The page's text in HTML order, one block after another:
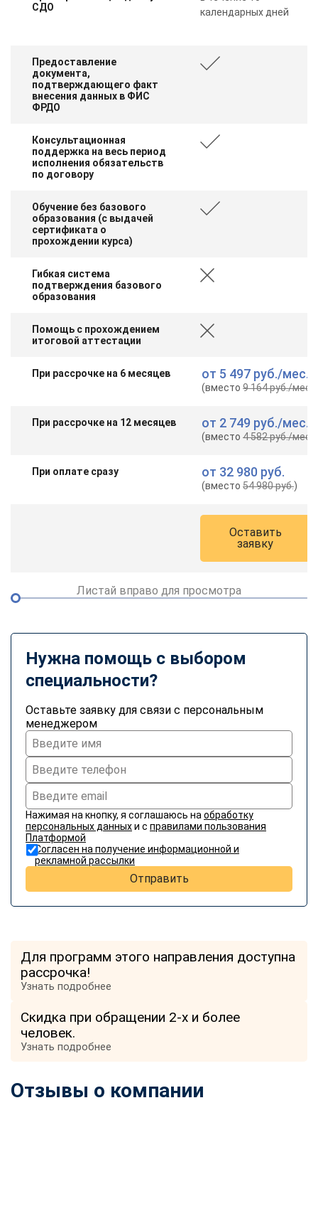
СДО
календарных дней
Предоставление
документа,
подтверждающего факт
внесения данных в ФИС
ФРДО
Консультационная
поддержка на весь период
исполнения обязательств
по договору
Обучение без базового
образования (с выдачей
сертификата о
прохождении курса)
Гибкая система
подтверждения базового
образования
Помощь с прохождением
итоговой аттестации
При рассрочке на 6 месяцев от 5 497 руб./мес.
(вместо9 164 руб./мес.
При рассрочке на 12 месяцев от 2 749 руб./мес.
(вместо4 582 руб./мес.
При оплате сразу от 32 980 руб.
(вместо54 980 руб.)
Оставить
заявку
Листай вправо для просмотра
Нужна помощь с выбором
специальности?
Оставьте заявку для связи с персональным
менеджером
Нажимая на кнопку, я соглашаюсь на обработку
персональных данныхи с правилами пользования
Платформой
Согласен на получение информационной и
рекламной рассылки
Отправить
Для программ этого направления доступна
рассрочка!
Узнать подробнее
Скидка при обращении 2-х и более
человек.
Узнать подробнее
Отзывы о компании